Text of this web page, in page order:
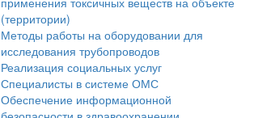
(территории)
Методы работы на оборудовании для
исследования трубопроводов
Реализация социальных услуг
Специалисты в системе ОМС
Обеспечение информационной